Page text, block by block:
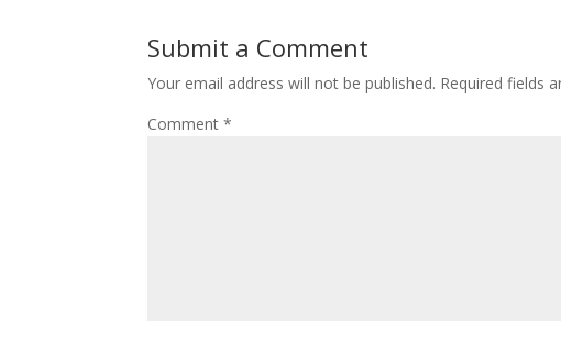
Submit a Comment
Your email address will not be published. Required fields
Comment*